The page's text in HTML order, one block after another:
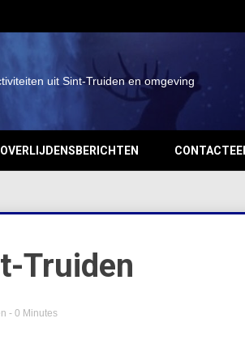
uit Sint-Truiden en omgeving
OVERLIJDENSBERICHTEN
Truiden
- 0 Minutes